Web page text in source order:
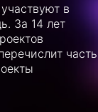
в
За 14 лет
часть